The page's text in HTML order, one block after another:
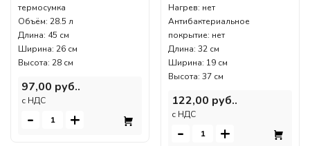
термосумка
Объём: 28.5 л
Длина: 45 см
Ширина: 26 см
Высота: 28 см
97,00 руб..
c НДС
- +
Нагрев: нет
Антибактериальное
покрытие: нет
Длина: 32 см
Ширина: 19 см
Высота: 37 см
122,00 руб..
c НДС
- +